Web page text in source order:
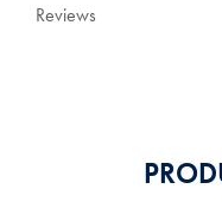
Reviews